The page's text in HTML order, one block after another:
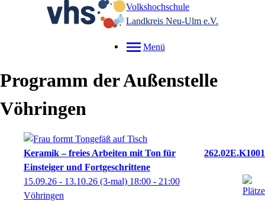
Volkshochschule
Landkreis Neu-Ulm e.V.
Menü
Programm der Außenstelle
Vöhringen
Keramik – freies Arbeiten mit Ton für
Einsteiger und Fortgeschrittene
262.02E.K1001
15.09.26 - 13.10.26 (3-mal) 18:00 - 21:00
Vöhringen